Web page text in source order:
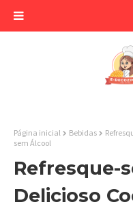
Página inicial Bebidas
sem Álcool
Refresque-
Delicioso